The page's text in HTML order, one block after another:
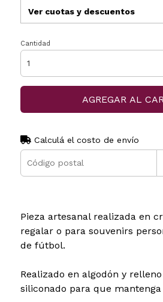
Ver cuotas y descuentos
Cantidad
AGREGAR AL
Calculá el costo de envío
Pieza artesanal realizada en
regalar o para souvenirs
de fútbol.
Realizado en algodón y
siliconado para que